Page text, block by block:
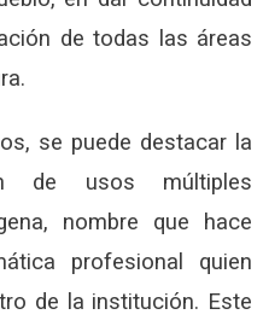
de todas las áreas
se puede destacar la
de usos múltiples
nombre que hace
profesional quien
de la institución. Este